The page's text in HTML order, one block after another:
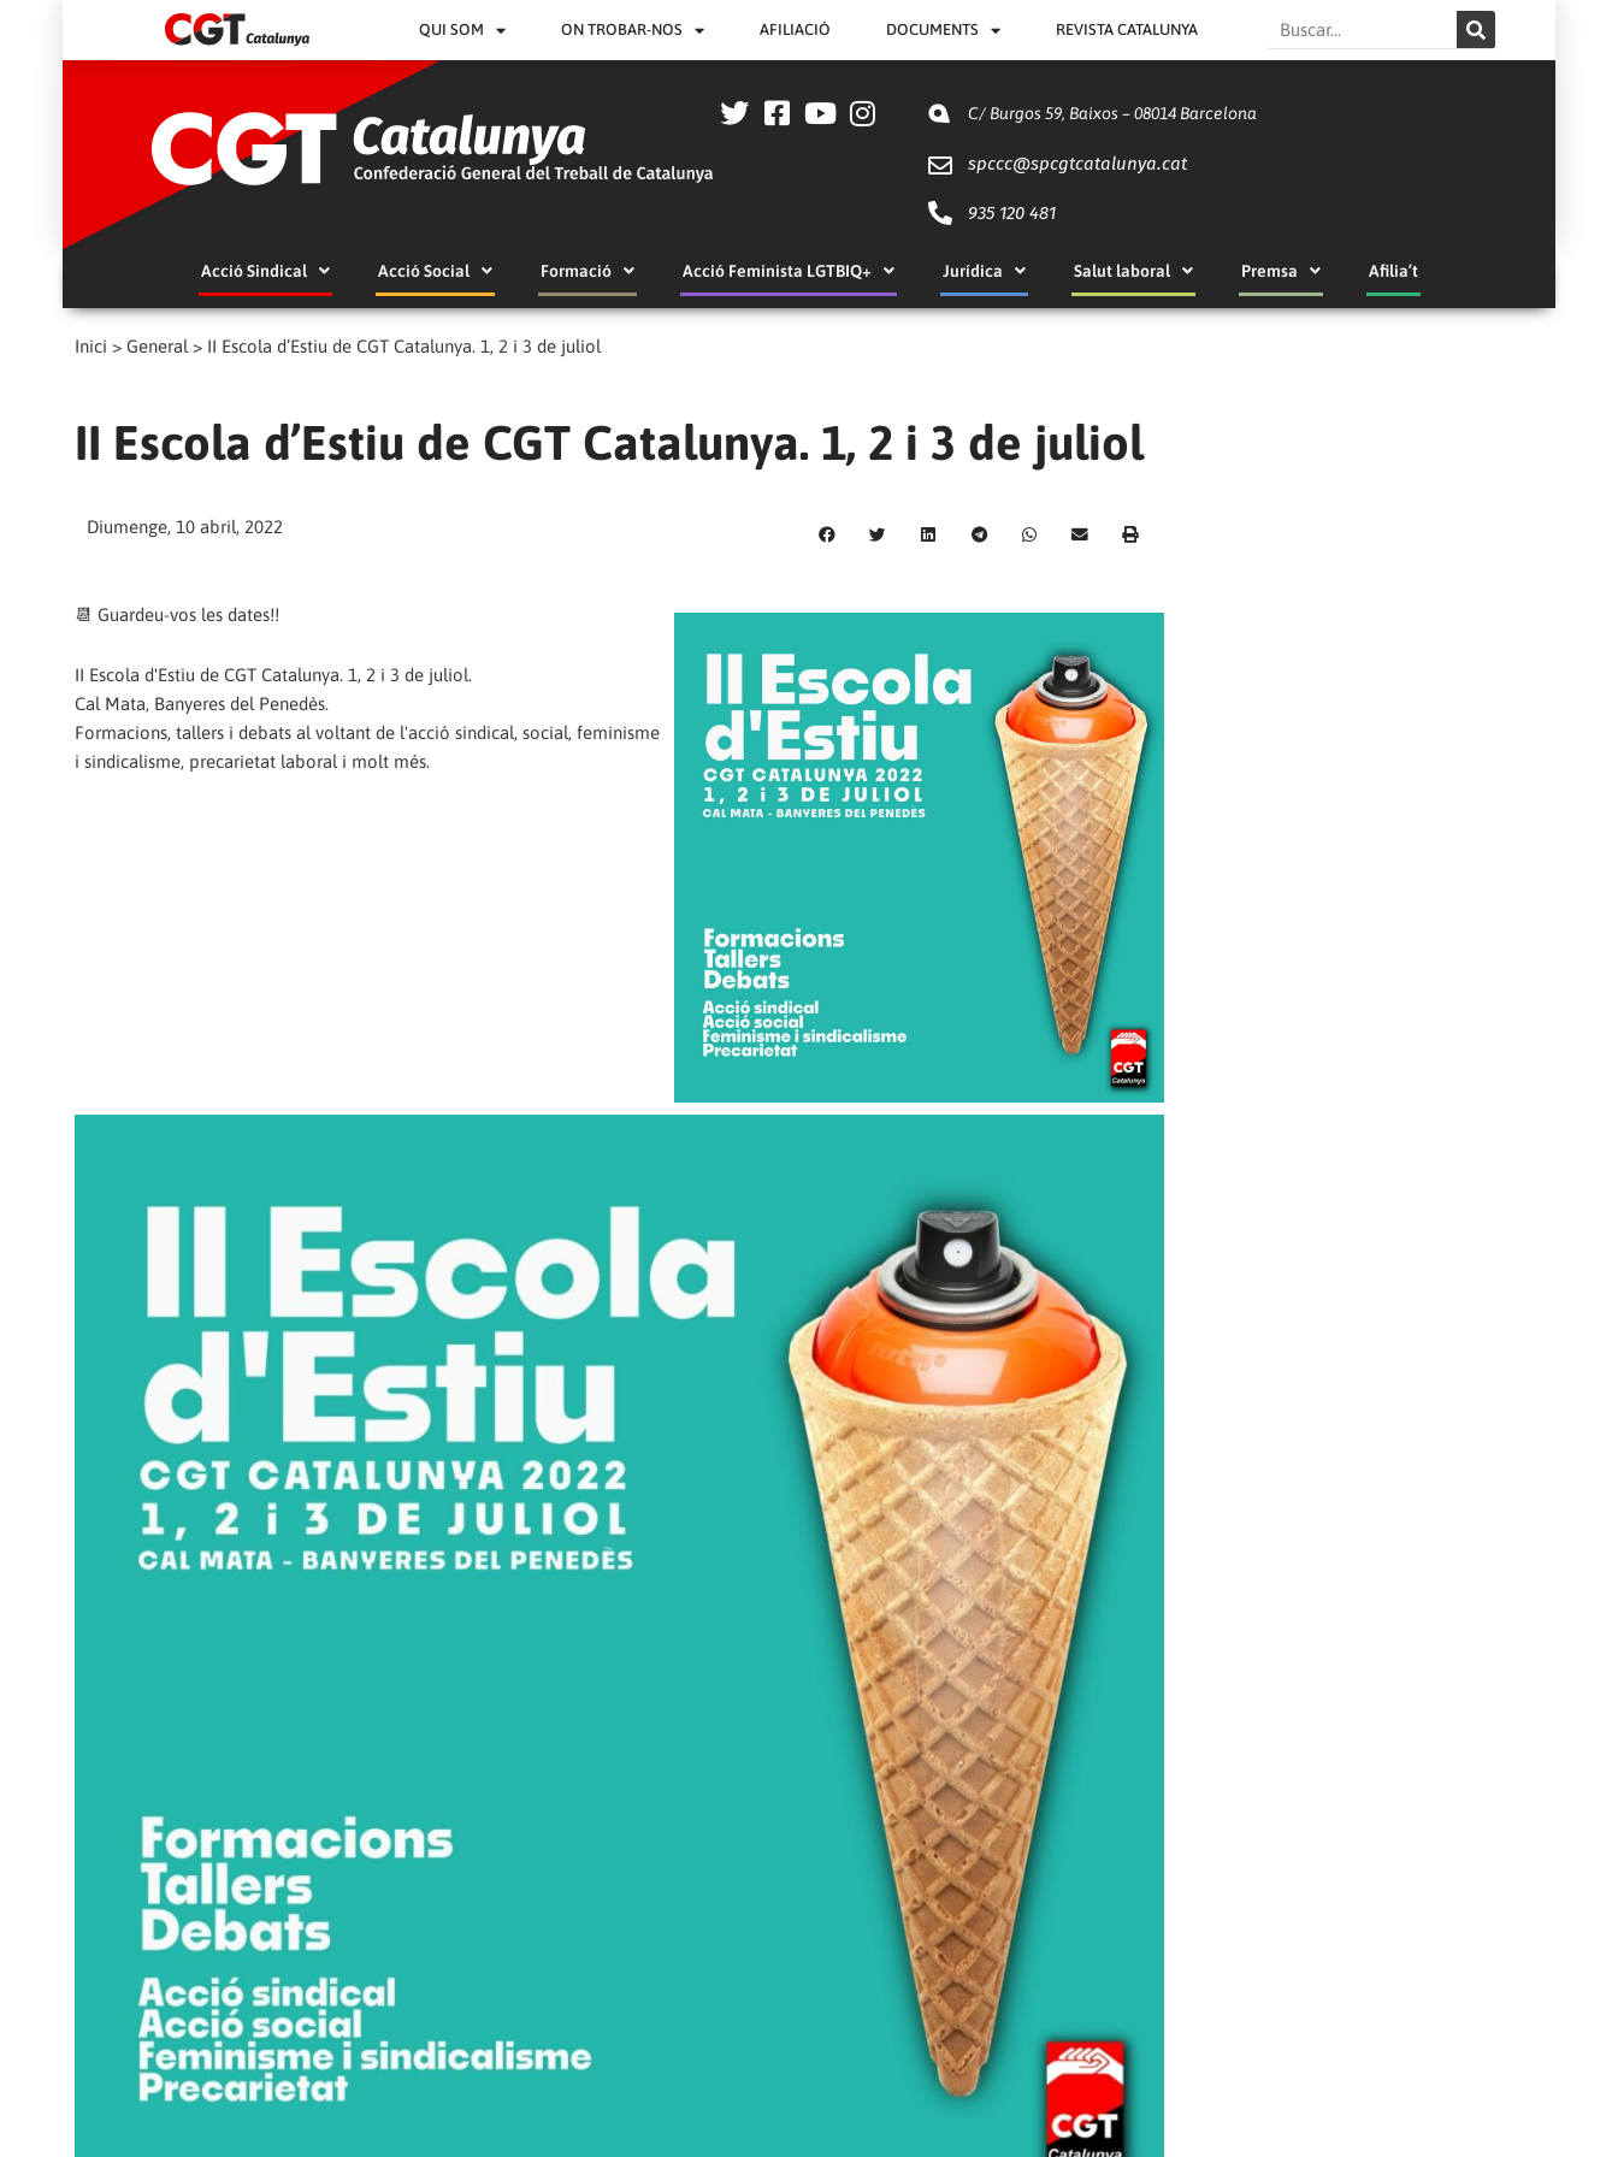
QUI SOM ON TROBAR-NOS AFILIACIÓ DOCUMENTS REVISTA CATALUNYA Search
C/ Burgos 59, Baixos – 08014 Barcelona
spccc@spcgtcatalunya.cat
935 120 481
Acció Sindical Acció Social Formació Acció Feminista LGTBIQ+ Jurídica Salut laboral Premsa Afilia’t
Inici > General > II Escola d’Estiu de CGT Catalunya. 1, 2 i 3 de juliol
II Escola d’Estiu de CGT Catalunya. 1, 2 i 3 de juliol
Diumenge, 10 abril, 2022
📆 Guardeu-vos les dates!!
II Escola d'Estiu de CGT Catalunya. 1, 2 i 3 de juliol.
Cal Mata, Banyeres del Penedès.
Formacions, tallers i debats al voltant de l'acció sindical, social, feminisme
i sindicalisme, precarietat laboral i molt més.